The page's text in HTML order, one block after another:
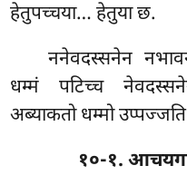
हेतुपच्चया… हेतुयाछ.
ननेवदस्सनेन
धम्मं पटिच्च
अब्याकतो धम्मो
१०-१.